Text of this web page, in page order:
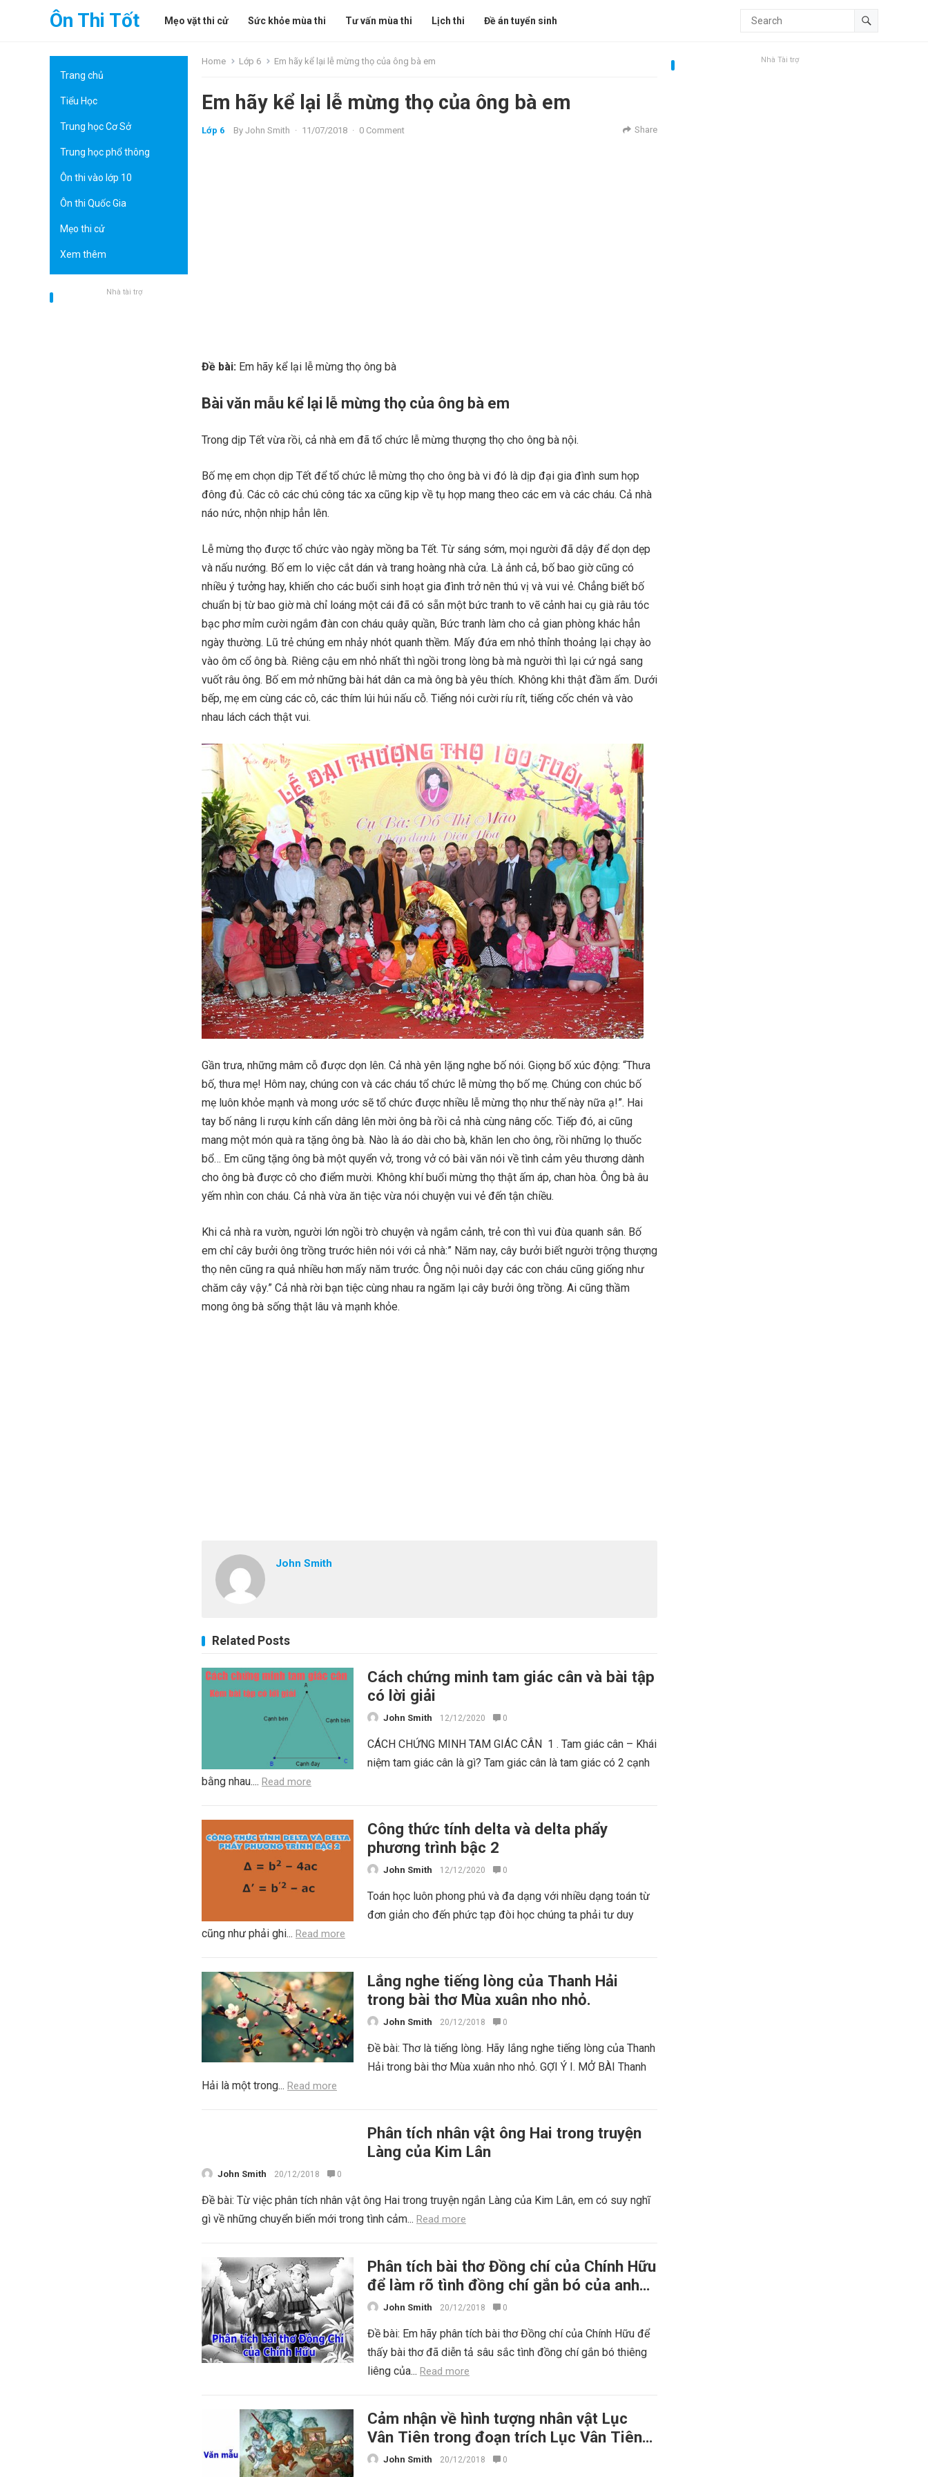
Ôn Thi Tốt Mẹo vặt thi cử Sức khỏe mùa thi Tư vấn mùa thi Lịch thi Đề án tuyển sinh
Trang chủ
Tiểu Học
Trung học Cơ Sở
Trung học phổ thông
Ôn thi vào lớp 10
Ôn thi Quốc Gia
Mẹo thi cử
Xem thêm
Nhà tài trợ
Home Lớp 6 Em hãy kể lại lễ mừng thọ của ông bà em
Em hãy kể lại lễ mừng thọ của ông bà em
Lớp 6 By John Smith · 11/07/2018 · 0 Comment Share
Đề bài: Em hãy kể lại lễ mừng thọ ông bà
Bài văn mẫu kể lại lễ mừng thọ của ông bà em
Trong dịp Tết vừa rồi, cả nhà em đã tổ chức lễ mừng thượng thọ cho ông bà nội.
Bố mẹ em chọn dịp Tết để tổ chức lễ mừng thọ cho ông bà vi đó là dịp đại gia đình sum họp
đông đủ. Các cô các chú công tác xa cũng kịp về tụ họp mang theo các em và các cháu. Cả nhà
náo nức, nhộn nhịp hẳn lên.
Lễ mừng thọ được tổ chức vào ngày mồng ba Tết. Từ sáng sớm, mọi người đã dậy để dọn dẹp
và nấu nướng. Bố em lo việc cắt dán và trang hoàng nhà cửa. Là ảnh cả, bố bao giờ cũng có
nhiều ý tưởng hay, khiến cho các buổi sinh hoạt gia đình trở nên thú vị và vui vẻ. Chẳng biết bố
chuẩn bị từ bao giờ mà chỉ loáng một cái đã có sẵn một bức tranh to vẽ cảnh hai cụ già râu tóc
bạc phơ mỉm cười ngắm đàn con cháu quây quần, Bức tranh làm cho cả gian phòng khác hẳn
ngày thường. Lũ trẻ chúng em nhảy nhót quanh thềm. Mấy đứa em nhỏ thỉnh thoảng lại chạy ào
vào ôm cổ ông bà. Riêng cậu em nhỏ nhất thì ngồi trong lòng bà mà người thì lại cứ ngả sang
vuốt râu ông. Bố em mở những bài hát dân ca mà ông bà yêu thích. Không khi thật đầm ấm. Dưới
bếp, mẹ em cùng các cô, các thím lúi húi nấu cỗ. Tiếng nói cười ríu rít, tiếng cốc chén và vào
nhau lách cách thật vui.
Gần trưa, những mâm cỗ được dọn lên. Cả nhà yên lặng nghe bố nói. Giọng bố xúc động: “Thưa
bố, thưa mẹ! Hôm nay, chúng con và các cháu tổ chức lễ mừng thọ bố mẹ. Chúng con chúc bố
mẹ luôn khỏe mạnh và mong ước sẽ tổ chức được nhiều lễ mừng thọ như thế này nữa ạ!”. Hai
tay bố nâng li rượu kính cẩn dâng lên mời ông bà rồi cả nhà cùng nâng cốc. Tiếp đó, ai cũng
mang một món quà ra tặng ông bà. Nào là áo dài cho bà, khăn len cho ông, rồi những lọ thuốc
bổ… Em cũng tặng ông bà một quyển vở, trong vở có bài văn nói về tình cảm yêu thương dành
cho ông bà được cô cho điểm mười. Không khí buổi mừng thọ thật ấm áp, chan hòa. Ông bà âu
yếm nhìn con cháu. Cả nhà vừa ăn tiệc vừa nói chuyện vui vẻ đến tận chiều.
Khi cả nhà ra vườn, người lớn ngồi trò chuyện và ngắm cảnh, trẻ con thì vui đùa quanh sân. Bố
em chỉ cây bưởi ông trồng trước hiên nói với cả nhà:” Năm nay, cây bưởi biết người trộng thượng
thọ nên cũng ra quả nhiều hơn mấy năm trước. Ông nội nuôi dạy các con cháu cũng giống như
chăm cây vậy.” Cả nhà rời bạn tiệc cùng nhau ra ngăm lại cây bưởi ông trồng. Ai cũng thầm
mong ông bà sống thật lâu và mạnh khỏe.
John Smith
Related Posts
Cách chứng minh tam giác cân và bài tập
có lời giải
John Smith 12/12/2020 0
CÁCH CHỨNG MINH TAM GIÁC CÂN 1 . Tam giác cân – Khái
niệm tam giác cân là gì? Tam giác cân là tam giác có 2 cạnh
bằng nhau.... Read more
Công thức tính delta và delta phẩy
phương trình bậc 2
John Smith 12/12/2020 0
Toán học luôn phong phú và đa dạng với nhiều dạng toán từ
đơn giản cho đến phức tạp đòi học chúng ta phải tư duy
cũng như phải ghi... Read more
Lắng nghe tiếng lòng của Thanh Hải
trong bài thơ Mùa xuân nho nhỏ.
John Smith 20/12/2018 0
Đề bài: Thơ là tiếng lòng. Hãy lắng nghe tiếng lòng của Thanh
Hải trong bài thơ Mùa xuân nho nhỏ. GỢI Ý I. MỞ BÀI Thanh
Hải là một trong... Read more
Phân tích nhân vật ông Hai trong truyện
Làng của Kim Lân
John Smith 20/12/2018 0
Đề bài: Từ việc phân tích nhân vật ông Hai trong truyện ngắn Làng của Kim Lân, em có suy nghĩ
gì về những chuyển biến mới trong tình cảm... Read more
Phân tích bài thơ Đồng chí của Chính Hữu
để làm rõ tình đồng chí gắn bó của anh
bộ đội
John Smith 20/12/2018 0
Đề bài: Em hãy phân tích bài thơ Đồng chí của Chính Hữu để
thấy bài thơ đã diễn tả sâu sắc tình đồng chí gắn bó thiêng
liêng của... Read more
Cảm nhận về hình tượng nhân vật Lục
Vân Tiên trong đoạn trích Lục Vân Tiên
cứu Kiều Nguyệt Nga
John Smith 20/12/2018 0
Nhà Tài trợ